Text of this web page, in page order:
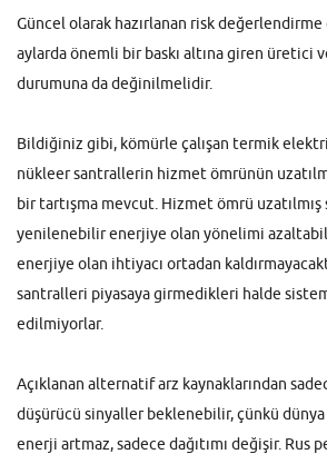
Güncel olarak hazırlanan risk değerlendirme
aylarda önemli bir baskı altına giren üretici
durumuna da değinilmelidir.
Bildiğiniz gibi, kömürle çalışan termik
nükleer santrallerin hizmet ömrünün
bir tartışma mevcut. Hizmet ömrü uzatılmış
yenilenebilir enerjiye olan yönelimi
enerjiye olan ihtiyacı ortadan
santralleri piyasaya girmedikleri halde
edilmiyorlar.
Açıklanan alternatif arz kaynaklarından
düşürücü sinyaller beklenebilir, çünkü dünya
enerji artmaz, sadece dağıtımı değişir. Rus